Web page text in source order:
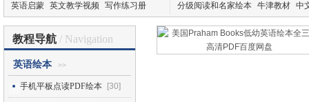
英语启蒙 英文教学视频 写作练习册
分级阅读和名家绘本 牛津教材 中
教程导航 / Navigation
英语绘本 >>
手机平板点读PDF绘本 [30]